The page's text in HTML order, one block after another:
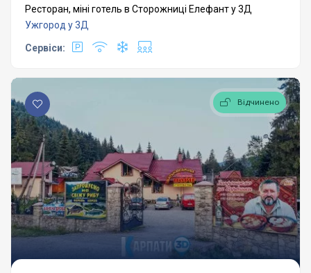
Ресторан, міні готель в Сторожниці Елефант у 3Д
Ужгород у 3Д
Сервіси:
Відчинено